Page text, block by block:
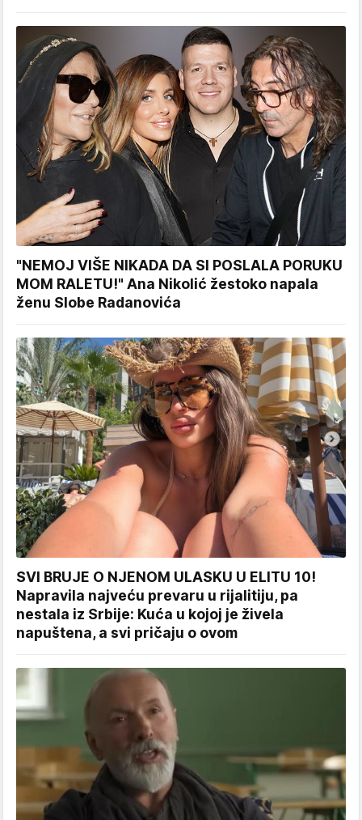
"NEMOJ VIŠE NIKADA DA SI POSLALA PORUKU
MOM RALETU!" Ana Nikolić žestoko napala
ženu Slobe Radanovića
SVI BRUJE O NJENOM ULASKU U ELITU 10!
Napravila najveću prevaru u rijalitiju, pa
nestala iz Srbije: Kuća u kojoj je živela
napuštena, a svi pričaju o ovom